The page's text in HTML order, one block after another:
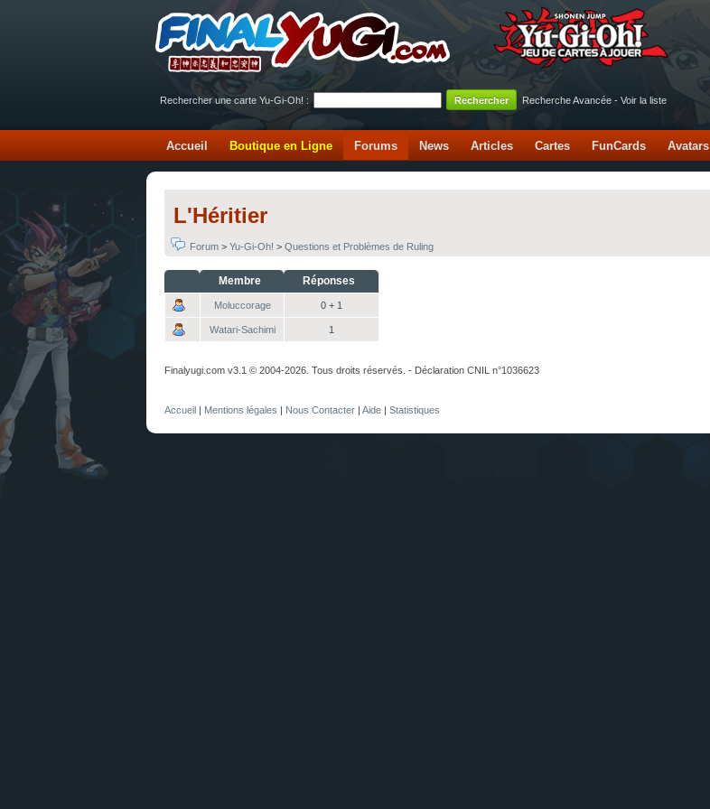
Rechercher une carte Yu-Gi-Oh! :
Recherche Avancée - Voir la liste
Accueil Boutique en Ligne Forums News Articles Cartes FunCards Avatars
L'Héritier
Forum > Yu-Gi-Oh! > Questions et Problèmes de Ruling
Membre Réponses
Moluccorage 0 + 1
Watari-Sachimi 1
Finalyugi.com v3.1 © 2004-2026. Tous droits réservés. - Déclaration CNIL n°1036623
Accueil | Mentions légales | Nous Contacter | Aide | Statistiques